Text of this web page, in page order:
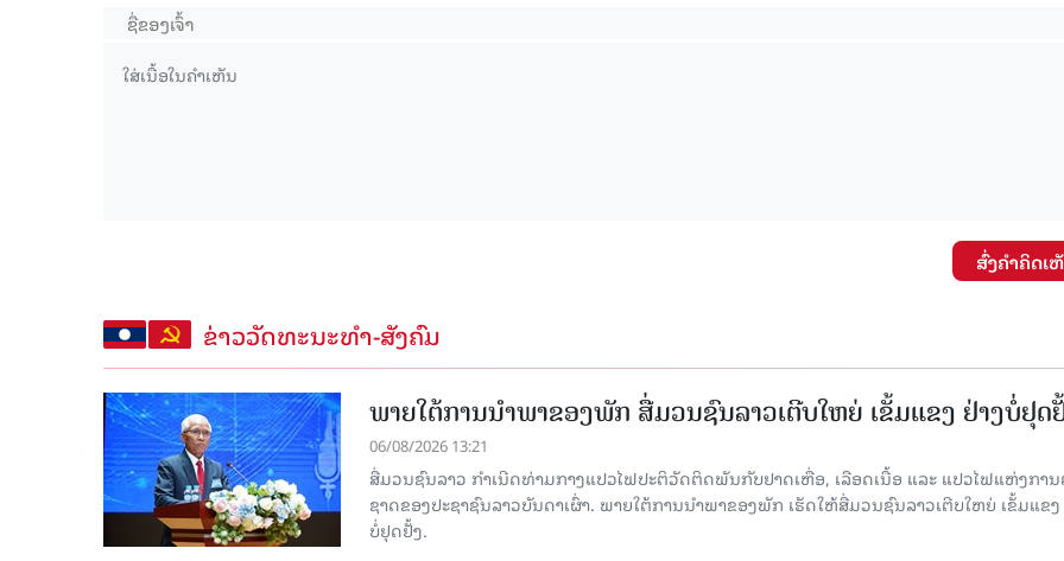
ສົ່ງຄໍາຄິດເ
ຂ່າວວັດທະນະທຳ-ສັງຄົມ
ພາຍໃຕ້ການນໍາພາຂອງພັກ ສື່ມວນຊົນລາວເຕີບໃຫຍ່ ເຂັ້ມແຂງ ຢ່າງບໍ່ຢຸດ
06/08/2026 13:21
ສື່ມວນຊົນລາວ ກຳເນີດທ່າມກາງແປວໄຟປະຕິວັດຕິດພັນກັບຢາດເຫື່ອ, ເລືອດເນື້ອ ແລະ ແປວໄຟແຫ່ງກາ
ຊາດຂອງປະຊາຊົນລາວບັນດາເຜົ່າ. ພາຍໃຕ້ການນໍາພາຂອງພັກ ເຮັດໃຫ້ສື່ມວນຊົນລາວເຕີບໃຫຍ່ ເຂັ້ມແຂງ
ບໍ່ຢຸດຢັ້ງ.